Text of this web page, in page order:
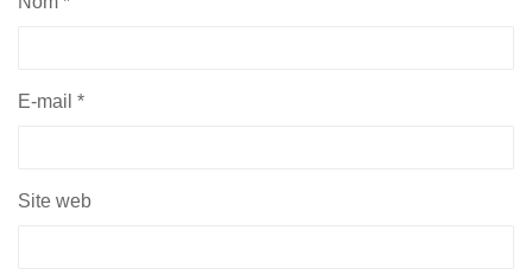
E-mail *
Site web